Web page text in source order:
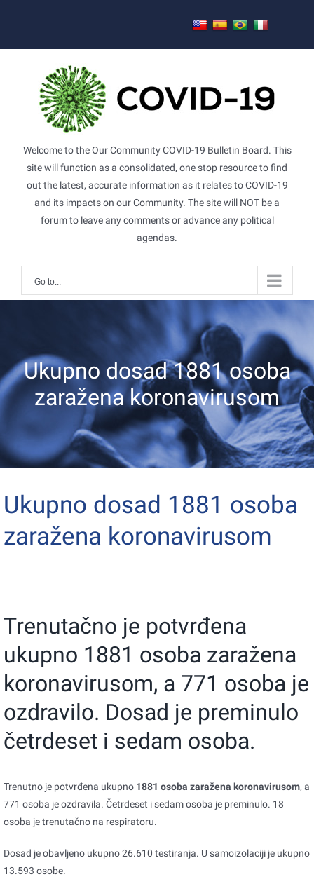
Welcome to the Our Community COVID-19 Bulletin Board. This
site will function as a consolidated, one stop resource to find
out the latest, accurate information as it relates to COVID-19
and its impacts on our Community. The site will NOT be a
forum to leave any comments or advance any political
agendas.
Go to...
Ukupno dosad 1881 osoba
zaražena koronavirusom
Ukupno dosad 1881 osoba
zaražena koronavirusom
Trenutačno je potvrđena
ukupno 1881 osoba zaražena
koronavirusom, a 771 osoba je
ozdravilo. Dosad je preminulo
četrdeset i sedam osoba.
Trenutno je potvrđena ukupno 1881 osoba zaražena koronavirusom, a
771 osoba je ozdravila. Četrdeset i sedam osoba je preminulo. 18
osoba je trenutačno na respiratoru.
Dosad je obavljeno ukupno 26.610 testiranja. U samoizolaciji je ukupno
13.593 osobe.